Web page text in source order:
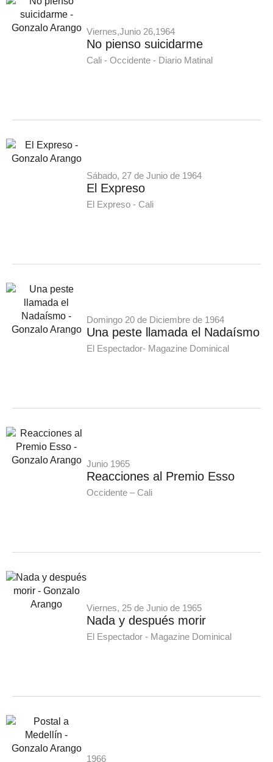
Viernes,Junio 26,1964
No pienso suicidarme
Cali - Occidente - Diario Matinal
Sábado, 27 de Junio de 1964
El Expreso
El Expreso - Cali
Domingo 20 de Diciembre de 1964
Una peste llamada el Nadaísmo
El Espectador- Magazine Dominical
Junio 1965
Reacciones al Premio Esso
Occidente – Cali
Viernes, 25 de Junio de 1965
Nada y después morir
El Espectador - Magazine Dominical
1966